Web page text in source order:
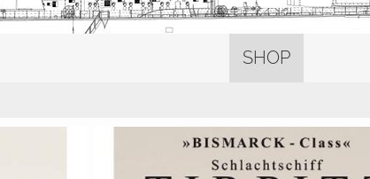
SHOP
Schlachtschiff Tirpitz Vol. II